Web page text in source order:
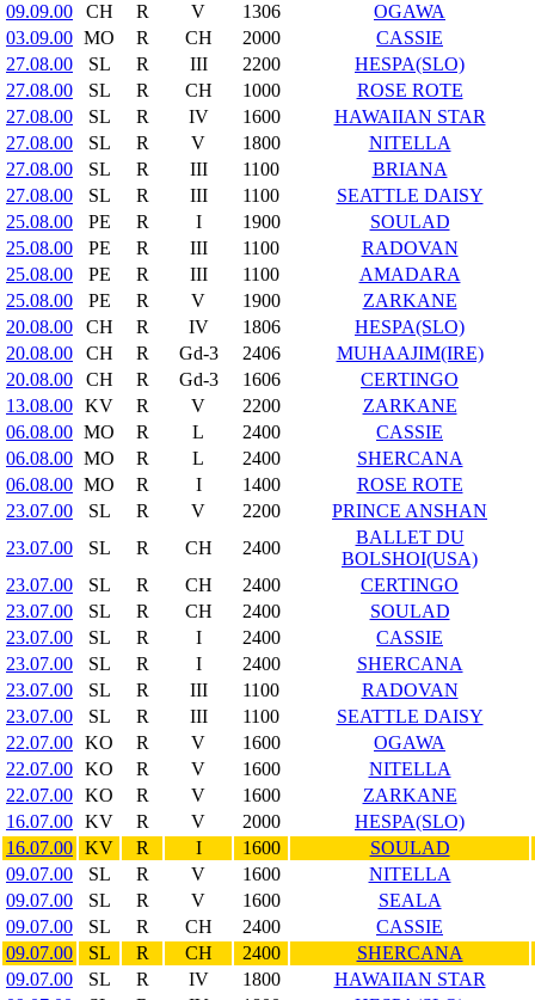
09.09.00
CH R V 1306
OGAWA
03.09.00 MO R CH 2000
CASSIE
27.08.00
SL R III 2200
HESPA(SLO)
27.08.00
SL R CH 1000
ROSE ROTE
27.08.00
SL R IV 1600
HAWAIIAN STAR
27.08.00
SL R V 1800
NITELLA
27.08.00
SL R III 1100
BRIANA
27.08.00
SL R III 1100
SEATTLE DAISY
25.08.00
PE R I 1900
SOULAD
25.08.00
PE R III 1100
RADOVAN
25.08.00
PE R III 1100
AMADARA
25.08.00
PE R V 1900
ZARKANE
20.08.00
CH R IV 1806
HESPA(SLO)
20.08.00
CH R Gd-3 2406
MUHAAJIM(IRE)
20.08.00
CH R Gd-3 1606
CERTINGO
13.08.00 KV R V 2200
ZARKANE
06.08.00 MO R L 2400
CASSIE
06.08.00 MO R L 2400
SHERCANA
06.08.00 MO R I 1400
ROSE ROTE
23.07.00
SL R V 2200
PRINCE ANSHAN
23.07.00
SL R CH 2400
BALLET DU
BOLSHOI(USA)
23.07.00
SL R CH 2400
CERTINGO
23.07.00
SL R CH 2400
SOULAD
23.07.00
SL R I 2400
CASSIE
23.07.00
SL R I 2400
SHERCANA
23.07.00
SL R III 1100
RADOVAN
23.07.00
SL R III 1100
SEATTLE DAISY
22.07.00 KO R V 1600
OGAWA
22.07.00 KO R V 1600
NITELLA
22.07.00 KO R V 1600
ZARKANE
16.07.00 KV R V 2000
HESPA(SLO)
16.07.00 KV R I 1600
SOULAD
09.07.00
SL R V 1600
NITELLA
09.07.00
SL R V 1600
SEALA
09.07.00
SL R CH 2400
CASSIE
09.07.00
SL R CH 2400
SHERCANA
09.07.00
SL R IV 1800
HAWAIIAN STAR